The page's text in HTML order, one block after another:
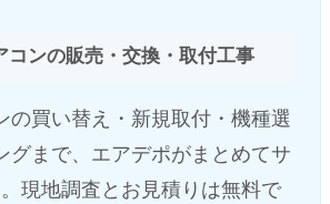
コンの販売・交換・取付工事
の買い替え・新規取付・機種選
グまで、エアデポがまとめてサ
現地調査とお見積りは無料で